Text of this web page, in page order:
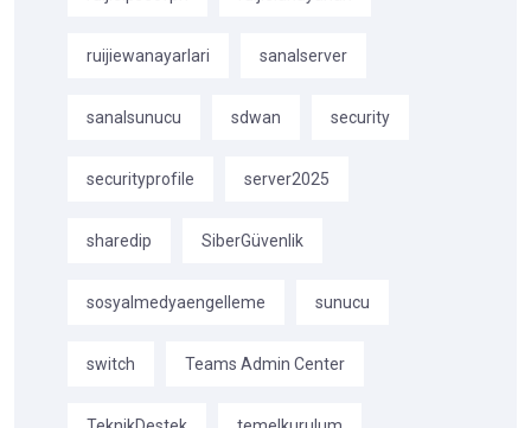
ruijiewanayarlari sanalserver
sanalsunucu sdwan security
securityprofile server2025
sharedip SiberGüvenlik
sosyalmedyaengelleme sunucu
switch Teams Admin Center